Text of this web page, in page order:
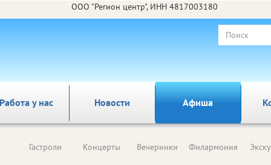
ООО "Регион центр", ИНН 4817003180
у нас Новости Афиша
Гастроли Концерты Вечеринки Филармония